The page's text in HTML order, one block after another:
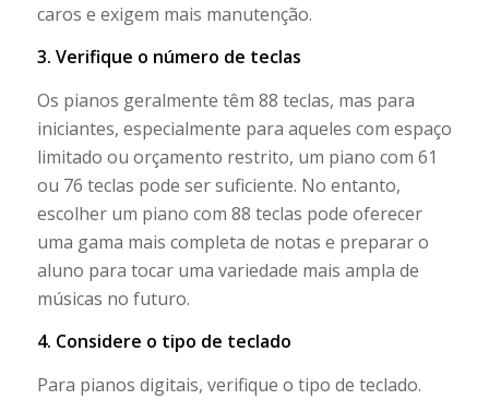
caros e exigem mais manutenção.
3. Verifique o número de teclas
Os pianos geralmente têm 88 teclas, mas para
iniciantes, especialmente para aqueles com espaço
limitado ou orçamento restrito, um piano com 61
ou 76 teclas pode ser suficiente. No entanto,
escolher um piano com 88 teclas pode oferecer
uma gama mais completa de notas e preparar o
aluno para tocar uma variedade mais ampla de
músicas no futuro.
4. Considere o tipo de teclado
Para pianos digitais, verifique o tipo de teclado.